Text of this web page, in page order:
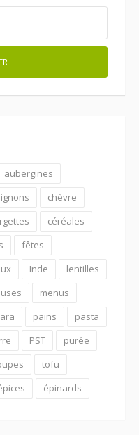
aubergines
chèvre
céréales
fêtes
Inde
lentilles
menus
pains
pasta
PST
purée
tofu
épinards